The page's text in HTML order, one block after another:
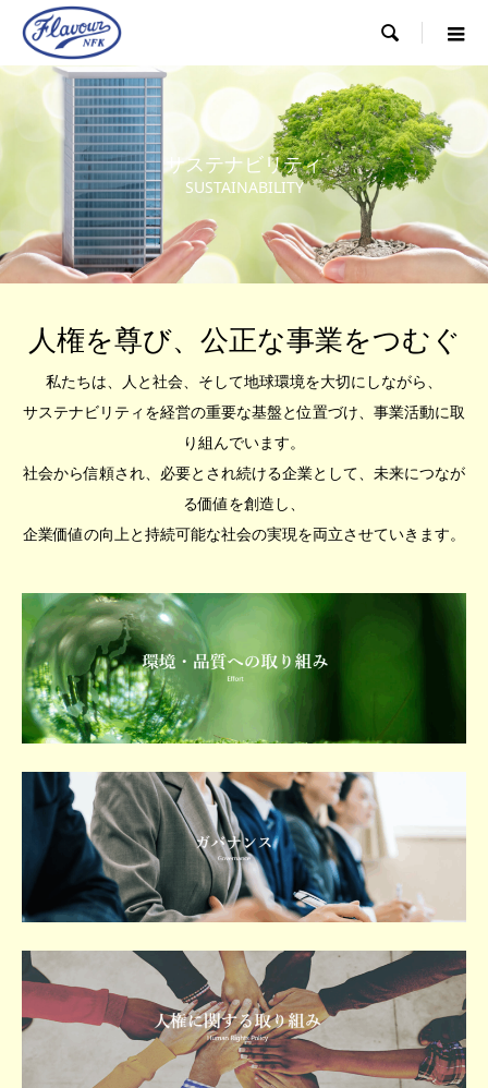

サステナビリティ
SUSTAINABILITY
人権を尊び、公正な事業をつむぐ
私たちは、人と社会、そして地球環境を大切にしながら、
サステナビリティを経営の重要な基盤と位置づけ、事業活動に取
り組んでいます。
社会から信頼され、必要とされ続ける企業として、未来につなが
る価値を創造し、
企業価値の向上と持続可能な社会の実現を両立させていきます。